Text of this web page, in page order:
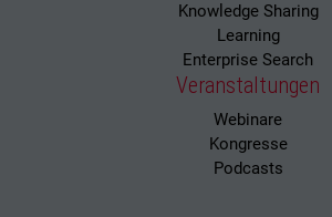
Knowledge Sharing
Learning
Enterprise Search
Veranstaltungen
Webinare
Kongresse
Podcasts